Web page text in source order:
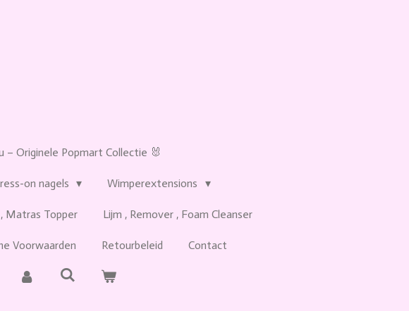
– Originele Popmart Collectie 🐰
on nagels Wimperextensions
Matras Topper Lijm , Remover , Foam Cleanser
Voorwaarden Retourbeleid Contact